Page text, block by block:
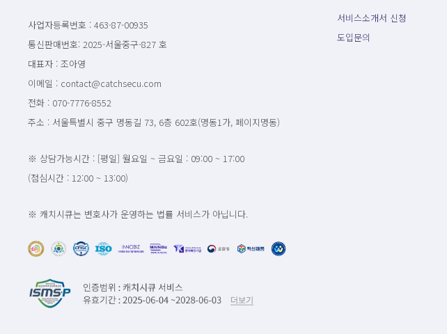
사업자등록번호 : 463-87-00935
통신판매번호: 2025-서울중구-827 호
대표자 : 조아영
이메일 : contact@catchsecu.com
전화 : 070-7776-8552
주소 : 서울특별시 중구 명동길 73, 6층 602호(명동1가, 페이지명동)
※ 상담가능시간 : [평일] 월요일 ~ 금요일 : 09:00 ~ 17:00
(점심시간 : 12:00 ~ 13:00)
※ 캐치시큐는 변호사가 운영하는 법률 서비스가 아닙니다.
서비스소개서 신청
도입문의